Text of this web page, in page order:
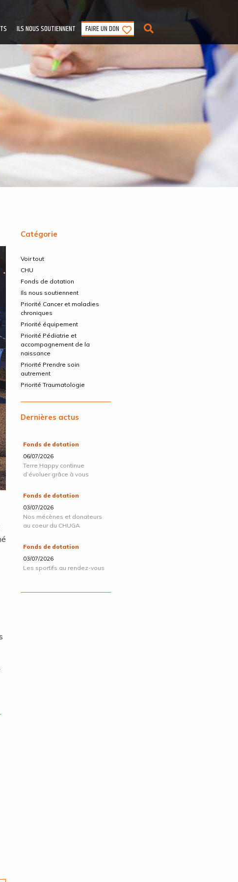
ILS NOUS SOUTIENNENT FAIRE UN DON
Catégorie
Voir tout
CHU
Fonds de dotation
Ils nous soutiennent
Priorité Cancer et maladies
chroniques
Priorité équipement
Priorité Pédiatrie et
accompagnement de la
naissance
Priorité Prendre soin
autrement
Priorité Traumatologie
Dernières actus
Fonds de dotation
06/07/2026
Terre Happy continue
d’évoluer grâce à vous
Fonds de dotation
03/07/2026
Nos mécènes et donateurs
au coeur du CHUGA
Fonds de dotation
03/07/2026
Les sportifs au rendez-vous